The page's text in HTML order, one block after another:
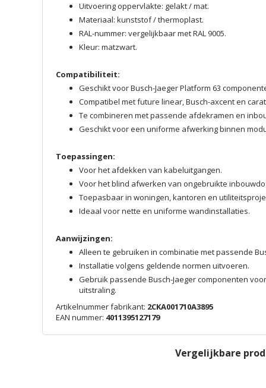
Uitvoering oppervlakte: gelakt / mat.
Materiaal: kunststof / thermoplast.
RAL-nummer: vergelijkbaar met RAL 9005.
Kleur: matzwart.
Compatibiliteit:
Geschikt voor Busch-Jaeger Platform 63
Compatibel met future linear, Busch-axcent en
Te combineren met passende afdekramen en
Geschikt voor een uniforme afwerking binnen
Toepassingen:
Voor het afdekken van kabeluitgangen.
Voor het blind afwerken van ongebruikte
Toepasbaar in woningen, kantoren en
Ideaal voor nette en uniforme wandinstallaties.
Aanwijzingen:
Alleen te gebruiken in combinatie met passende
Installatie volgens geldende normen uitvoeren.
Gebruik passende Busch-Jaeger componenten
uitstraling.
Artikelnummer fabrikant: 2CKA001710A3895
EAN nummer: 4011395127179
Vergelijkbare